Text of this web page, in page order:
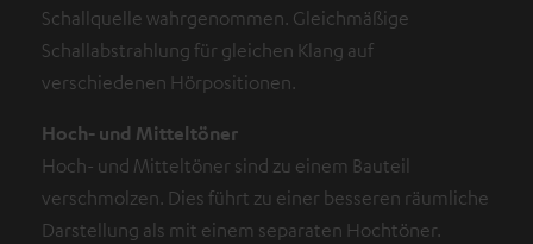
Schallquelle wahrgenommen. Gleichmäßige
Schallabstrahlung für gleichen Klang auf
verschiedenen Hörpositionen.
Hoch- und Mitteltöner
Hoch- und Mitteltöner sind zu einem Bauteil
verschmolzen. Dies führt zu einer besseren räumliche
Darstellung als mit einem separaten Hochtöner.